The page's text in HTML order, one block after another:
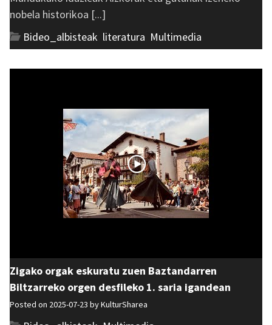
nobela historikoa [...]
Bideo_albisteak literatura Multimedia
Zigako orgak eskuratu zuen Baztandarren
Biltzarreko orgen desfileko 1. saria igandean
Posted on 2025-07-23 byKulturSharea